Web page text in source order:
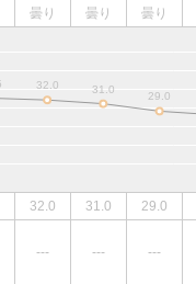
曇り 曇り 曇り
32.0 31.0 29.0
--- --- ---